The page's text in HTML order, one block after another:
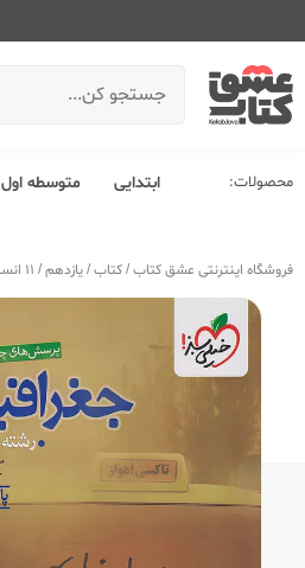
محصولات: ابتدایی متوسطه اول
فروشگاه اینترنتی عشق کتاب/کتاب/یازدهم/ 11 انسانی